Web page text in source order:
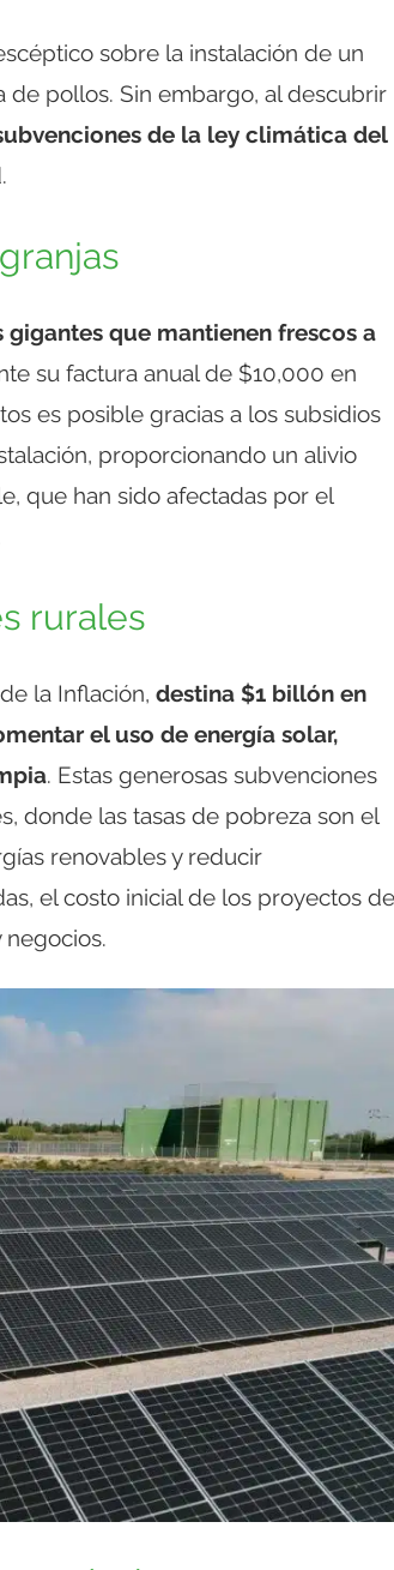
sobre la instalación de un
pollos. Sin embargo, al descubrir
de la ley climática del
gigantes que mantienen frescos a
su factura anual de $10,000 en
es posible gracias a los subsidios
proporcionando un alivio
que han sido afectadas por el
rurales
la Inflación, destina $1 billón en
el uso de energía solar,
. Estas generosas subvenciones
donde las tasas de pobreza son el
renovables y reducir
el costo inicial de los proyectos de
negocios.